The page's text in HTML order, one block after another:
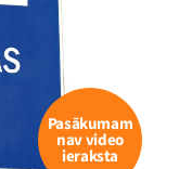
Pasākumam
nav video
ieraksta